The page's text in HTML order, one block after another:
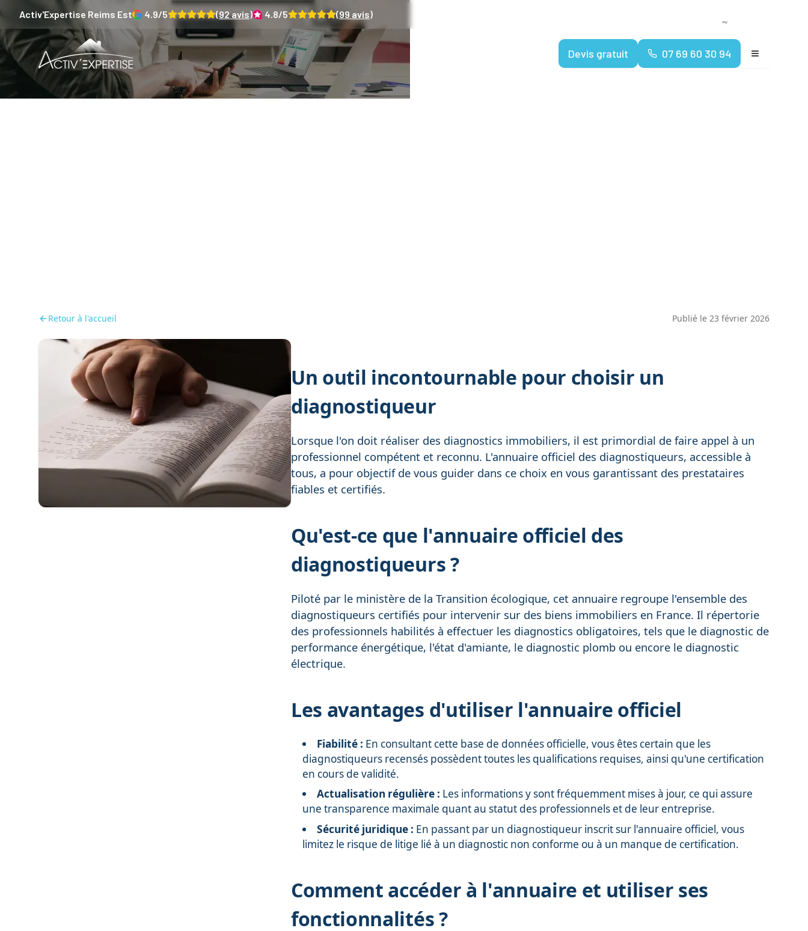
Activ'Expertise Reims Est 4.9/5 (92avis) 4.8/5 (99 avis)
Devis gratuit 07 69 60 30 94
Retour à l'accueil Publié le 23 février 2026
Un outil incontournable pour choisir un
diagnostiqueur
Lorsque l'on doit réaliser des diagnostics immobiliers, il est primordial de faire appel à un
professionnel compétent et reconnu. L'annuaire officiel des diagnostiqueurs, accessible à
tous, a pour objectif de vous guider dans ce choix en vous garantissant des prestataires
fiables et certifiés.
Qu'est-ce que l'annuaire officiel des
diagnostiqueurs ?
Piloté par le ministère de la Transition écologique, cet annuaire regroupe l'ensemble des
diagnostiqueurs certifiés pour intervenir sur des biens immobiliers en France. Il répertorie
des professionnels habilités à effectuer les diagnostics obligatoires, tels que le diagnostic de
performance énergétique, l'état d'amiante, le diagnostic plomb ou encore le diagnostic
électrique.
Les avantages d'utiliser l'annuaire officiel
Fiabilité : En consultant cette base de données officielle, vous êtes certain que les
diagnostiqueurs recensés possèdent toutes les qualifications requises, ainsi qu'une certification
en cours de validité.
Actualisation régulière : Les informations y sont fréquemment mises à jour, ce qui assure
une transparence maximale quant au statut des professionnels et de leur entreprise.
Sécurité juridique : En passant par un diagnostiqueur inscrit sur l'annuaire officiel, vous
limitez le risque de litige lié à un diagnostic non conforme ou à un manque de certification.
Comment accéder à l'annuaire et utiliser ses
fonctionnalités ?